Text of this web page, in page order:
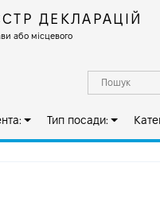
ДЕКЛАРАЦІЙ
або місцевого
Тип посади: